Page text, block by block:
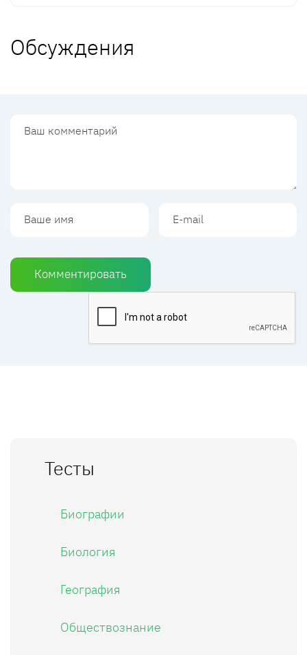
Обсуждения
Комментировать
Тесты
Биографии
Биология
География
Обществознание